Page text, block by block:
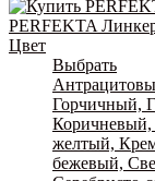
PERFEKTA
Цвет
Выбрать
Горчичный,
желтый,
бежевый,